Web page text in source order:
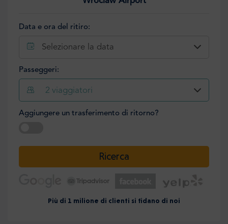
Data e ora del ritiro:
Selezionare la data
Passeggeri:
2 viaggiatori
Aggiungere un trasferimento di ritorno?
Ricerca
Più di 1 milione di clienti si fidano di noi